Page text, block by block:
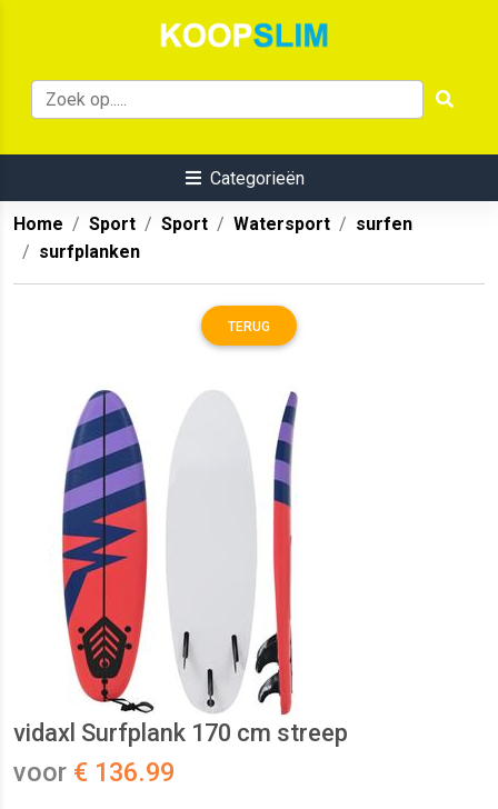
Categorieën
Home Sport Sport Watersport
surfen
surfplanken
TERUG
vidaxl Surfplank 170 cm streep
voor € 136.99